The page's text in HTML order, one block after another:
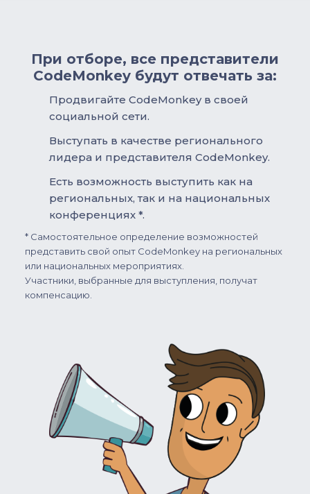
При отборе, все представители
CodeMonkey будут отвечать за:
Продвигайте CodeMonkey в своей
социальной сети.
Выступать в качестве регионального
лидера и представителя CodeMonkey.
Есть возможность выступить как на
региональных, так и на национальных
конференциях *.
* Самостоятельное определение возможностей
представить свой опыт CodeMonkey на региональных
или национальных мероприятиях.
Участники, выбранные для выступления, получат
компенсацию.